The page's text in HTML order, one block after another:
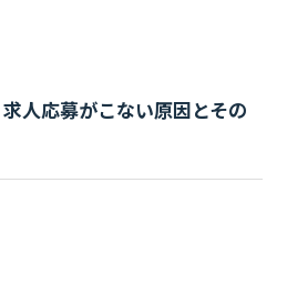
人応募がこない原因とその